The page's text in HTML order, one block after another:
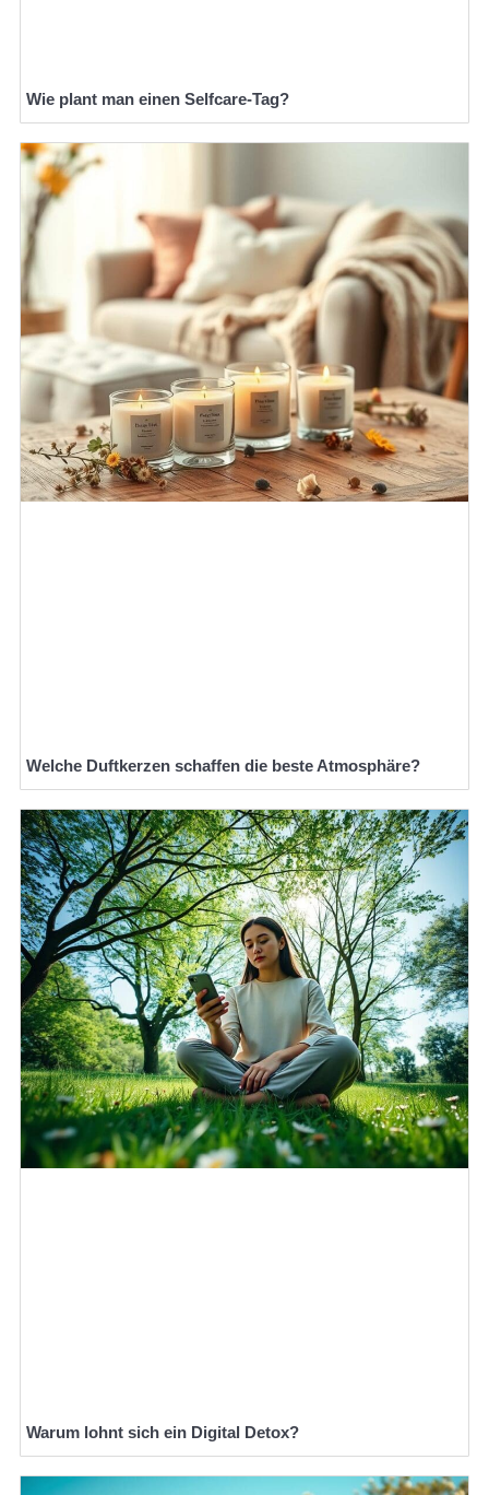
Wie plant man einen Selfcare-Tag?
Welche Duftkerzen schaffen die beste Atmosphäre?
Warum lohnt sich ein Digital Detox?